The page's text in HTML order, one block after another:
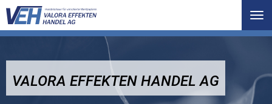
VALORA EFFEKTEN HANDEL AG